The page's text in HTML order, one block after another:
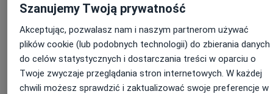
Dołącz do ZnanyLekarz i
Lekarzy bez Granic i podaruj w
prezencie to, co najcenniejsze:
zdrowie!
Szanujemy Twoją prywatność
Akceptując, pozwalasz nam i naszym partnerom używać
plików cookie (lub podobnych technologii) do zbierania danych
do celów statystycznych i dostarczania treści w oparciu o
Twoje zwyczaje przeglądania stron internetowych. W każdej
chwili możesz sprawdzić i zaktualizować swoje preferencje w